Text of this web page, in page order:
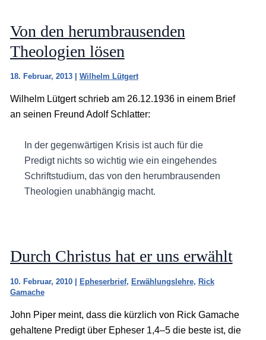
Von den herumbrausenden
Theologien lösen
18. Februar, 2013 Wilhelm Lütgert
Wilhelm Lütgert schrieb am 26.12.1936 in einem Brief
an seinen Freund Adolf Schlatter:
In der gegenwärtigen Krisis ist auch für die
Predigt nichts so wichtig wie ein eingehendes
Schriftstudium, das von den herumbrausenden
Theologien unabhängig macht.
Durch Christus hat er uns erwählt
10. Februar, 2010 | Epheserbrief, Erwählungslehre, Rick
Gamache
John Piper meint, dass die kürzlich von Rick Gamache
gehaltene Predigt über Epheser 1,4–5 die beste ist, die